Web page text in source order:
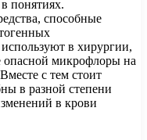
понятиях.
способные
в хирургии,
опасной микрофлоры на
с тем стоит
в разной степени
в крови